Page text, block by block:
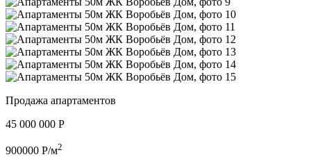
Продажа апартаментов
45 000 000 P
900000 P/м2